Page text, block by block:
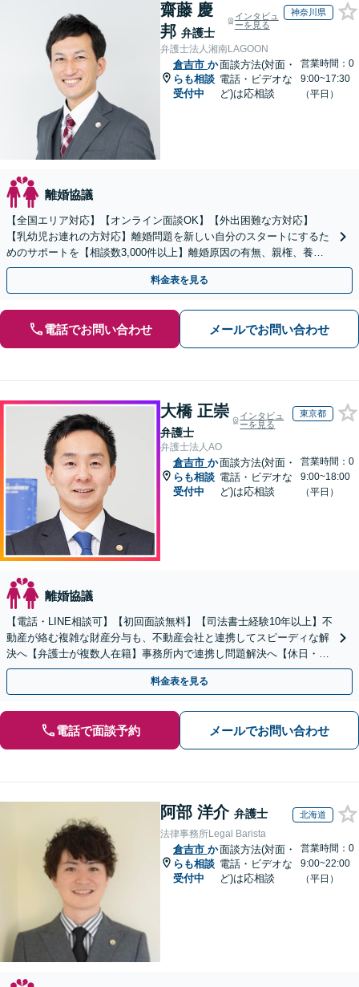
齋藤 慶
邦 弁護士
インタビュ
ーを見る
神奈川県
弁護士法人湘南LAGOON
倉吉市 か
らも相談
受付中
面談方法(対面・
電話・ビデオな
ど)は応相談
営業時間：0
9:00~17:30
（平日）
離婚協議
【全国エリア対応】【オンライン面談OK】【外出困難な方対応】
【乳幼児お連れの方対応】離婚問題を新しい自分のスタートにするた
めのサポートを【相談数3,000件以上】離婚原因の有無、親権、養育
費、財産分与、慰謝料請求【夜間・休日相談可】
料金表を見る
電話でお問い合わせ メールでお問い合わせ
大橋 正崇
弁護士
インタビュ
ーを見る
東京都
弁護士法人AO
倉吉市 か
らも相談
受付中
面談方法(対面・
電話・ビデオな
ど)は応相談
営業時間：0
9:00~18:00
（平日）
離婚協議
【電話・LINE相談可】【初回面談無料】【司法書士経験10年以上】不
動産が絡む複雑な財産分与も、不動産会社と連携してスピーディな解
決へ【弁護士が複数人在籍】事務所内で連携し問題解決へ【休日・夜
間面談可】【子連れ相談可】【虎ノ門駅1分】
料金表を見る
電話で面談予約 メールでお問い合わせ
阿部 洋介 弁護士 北海道
法律事務所Legal Barista
倉吉市 か
らも相談
受付中
面談方法(対面・
電話・ビデオな
ど)は応相談
営業時間：0
9:00~22:00
（平日）